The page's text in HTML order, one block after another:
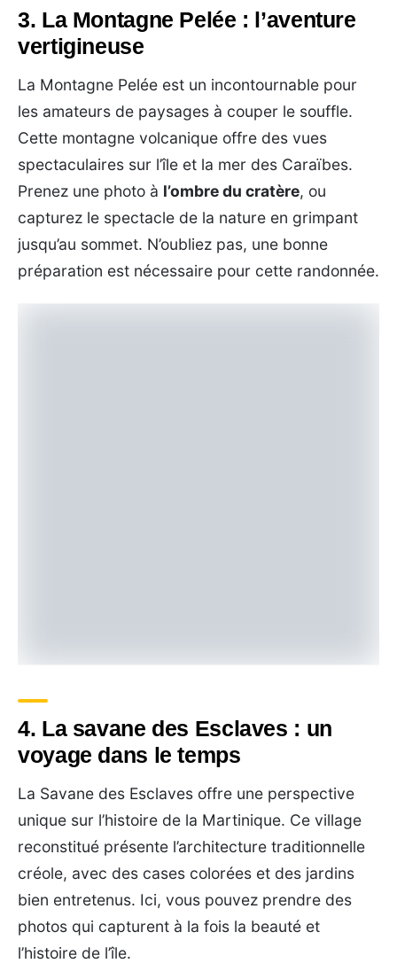
3. La Montagne Pelée : l’aventure
vertigineuse
La Montagne Pelée est un incontournable pour
les amateurs de paysages à couper le souffle.
Cette montagne volcanique offre des vues
spectaculaires sur l’île et la mer des Caraïbes.
Prenez une photo à l’ombre du cratère, ou
capturez le spectacle de la nature en grimpant
jusqu’au sommet. N’oubliez pas, une bonne
préparation est nécessaire pour cette randonnée.
4. La savane des Esclaves : un
voyage dans le temps
La Savane des Esclaves offre une perspective
unique sur l’histoire de la Martinique. Ce village
reconstitué présente l’architecture traditionnelle
créole, avec des cases colorées et des jardins
bien entretenus. Ici, vous pouvez prendre des
photos qui capturent à la fois la beauté et
l’histoire de l’île.